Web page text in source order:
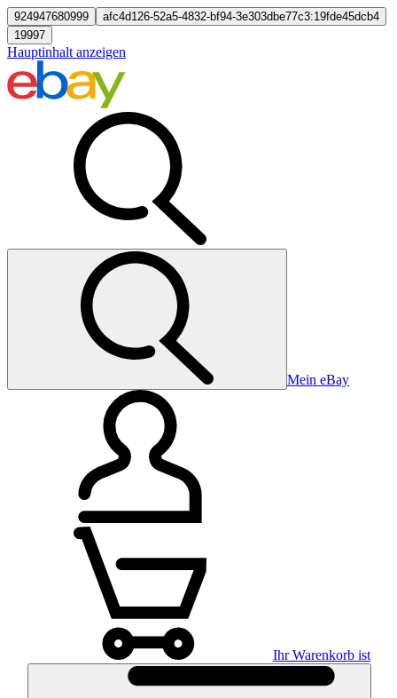
924947680999
afc4d126-52a5-4832-bf94-3e303dbe77c3:19fde45dcb4
19997
Hauptinhalt anzeigen
Mein eBay
Ihr Warenkorb ist